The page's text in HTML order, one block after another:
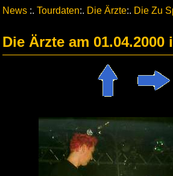
News :. Tourdaten:. Die Ärzte:. Die Zu
Die Ärzte am 01.04.2000